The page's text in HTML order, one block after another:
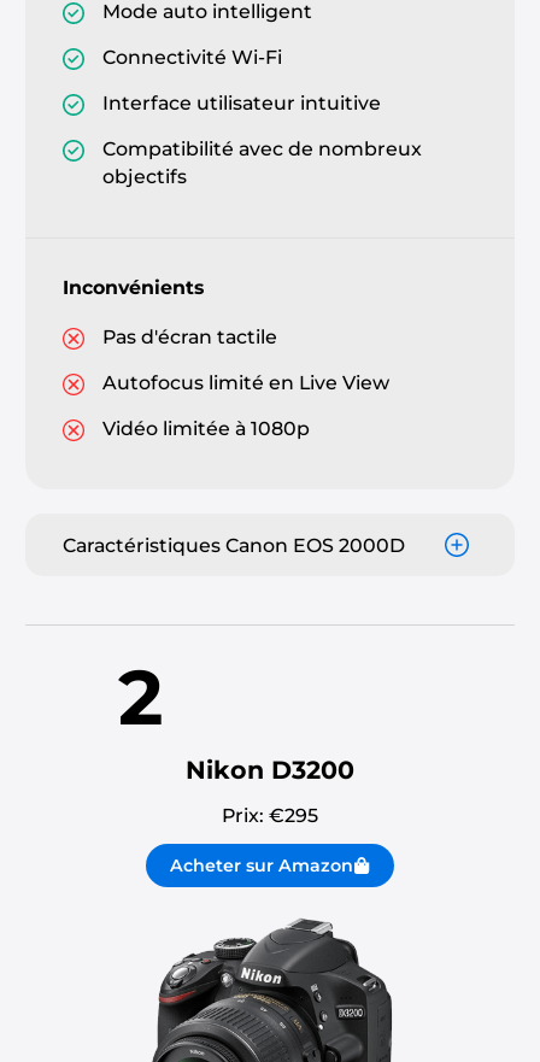
Mode auto intelligent
Connectivité Wi-Fi
Interface utilisateur intuitive
Compatibilité avec de nombreux
objectifs
Inconvénients
Pas d'écran tactile
Autofocus limité en Live View
Vidéo limitée à 1080p
Caractéristiques Canon EOS 2000D
2
Nikon D3200
Prix: €295
Acheter sur Amazon